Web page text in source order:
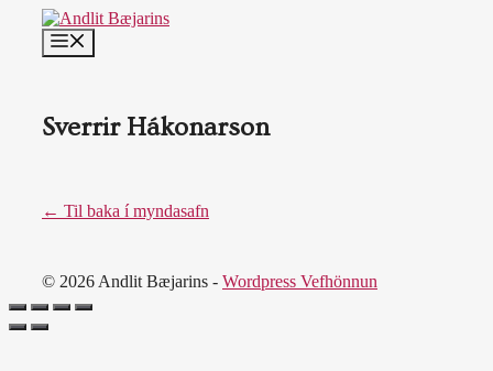
content
Sverrir Hákonarson
← Til baka í myndasafn
© 2026 Andlit Bæjarins - Wordpress Vefhönnun